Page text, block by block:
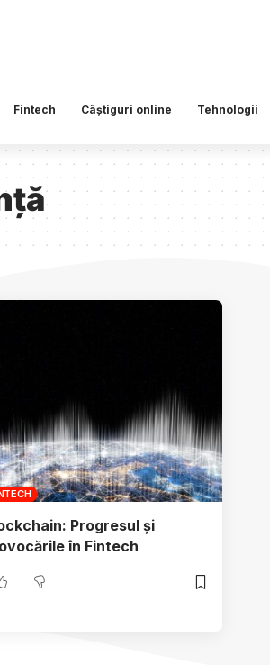
Fintech Câștiguri online Tehnologii
Progresul și
în Fintech